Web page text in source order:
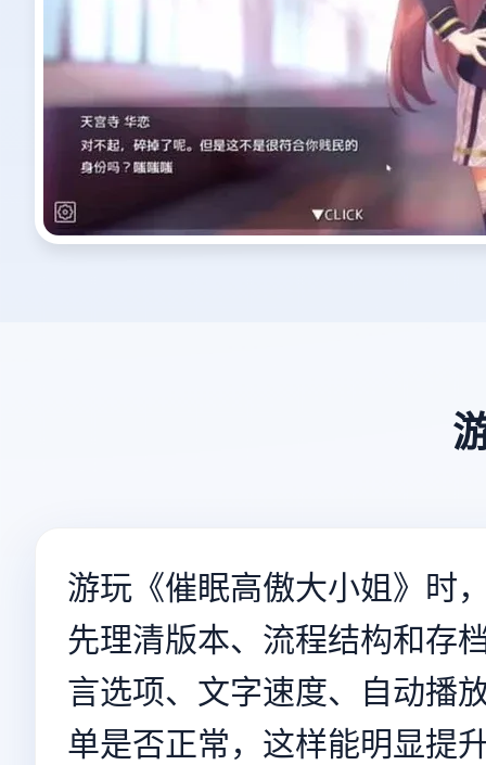
游玩《催眠高傲大小姐》时
先理清版本、流程结构和存
言选项、文字速度、自动播
单是否正常，这样能明显提